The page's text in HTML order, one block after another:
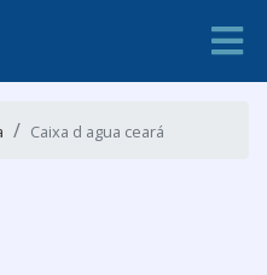
Caixa d agua ceará